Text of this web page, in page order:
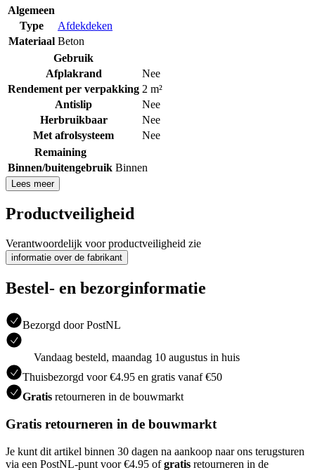
Algemeen
Type
Afdekdeken
Materiaal Beton
Gebruik
Afplakrand
Nee
Rendement per verpakking 2 m²
Antislip
Nee
Herbruikbaar
Nee
Met afrolsysteem
Nee
Remaining
Binnen/buitengebruik Binnen
Lees meer
Productveiligheid
Verantwoordelijk voor productveiligheid zie
informatie over de fabrikant
Bestel- en bezorginformatie
Bezorgd door PostNL
Vandaag besteld, maandag 10 augustus in huis
Thuisbezorgd voor €4.95 en gratis vanaf €50
Gratis retourneren in de bouwmarkt
Gratis retourneren in de bouwmarkt
Je kunt dit artikel binnen 30 dagen na aankoop naar ons terugsturen
via een PostNL-punt voor €4.95 ofgratis retourneren in de